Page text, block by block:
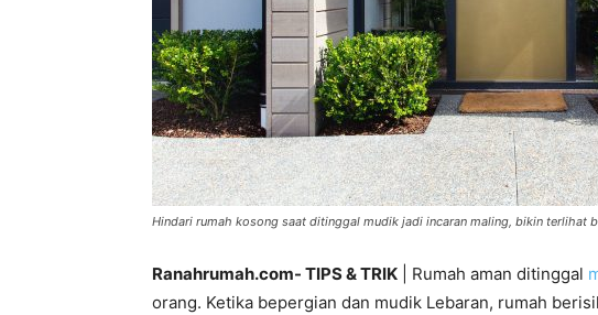
Hindari rumah kosong saat ditinggal mudik jadi incaran maling, bikin terlihat
Ranahrumah.com- TIPS & TRIK | Rumah aman ditinggal
orang. Ketika bepergian dan mudik Lebaran, rumah